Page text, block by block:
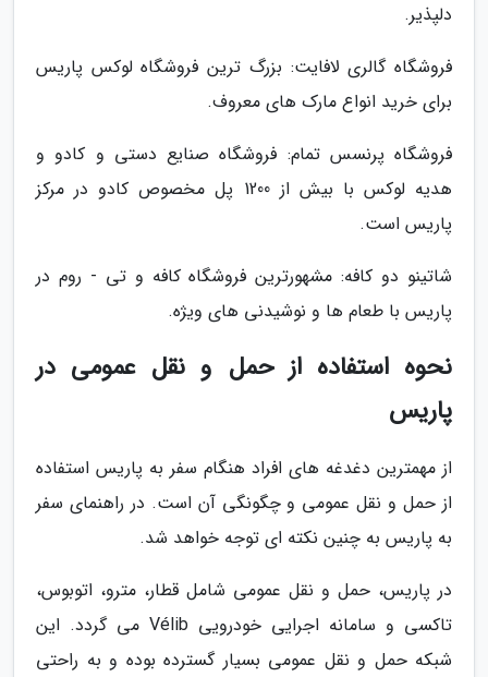
دلپذیر.
فروشگاه گالری لافایت: بزرگ ترین فروشگاه لوکس پاریس
برای خرید انواع مارک های معروف.
فروشگاه پرنسس تمام: فروشگاه صنایع دستی و کادو و
هدیه لوکس با بیش از 1200 پل مخصوص کادو در مرکز
پاریس است.
شاتینو دو کافه: مشهورترین فروشگاه کافه و تی - روم در
پاریس با طعام ها و نوشیدنی های ویژه.
نحوه استفاده از حمل و نقل عمومی در
پاریس
از مهمترین دغدغه های افراد هنگام سفر به پاریس استفاده
از حمل و نقل عمومی و چگونگی آن است. در راهنمای سفر
به پاریس به چنین نکته ای توجه خواهد شد.
در پاریس، حمل و نقل عمومی شامل قطار، مترو، اتوبوس،
تاکسی و سامانه اجرایی خودرویی Vélib می گردد. این
شبکه حمل و نقل عمومی بسیار گسترده بوده و به راحتی